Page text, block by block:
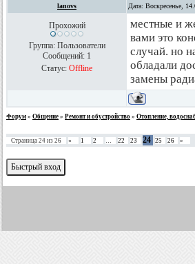
lanovs Дата: Воскресенье,
Прохожий
Группа: Пользователи
Сообщений: 1
Статус: Offline
местные и
вами это
случай. но
обладали
замены
Форум » Общение » Ремонт и обустройство » Отопление,
Страница 24 из 26 « 1 2 … 22 23 24 25 26 »